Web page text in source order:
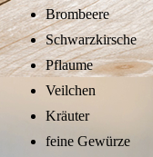
Brombeere
Schwarzkirsche
Pflaume
Veilchen
Kräuter
feine Gewürze